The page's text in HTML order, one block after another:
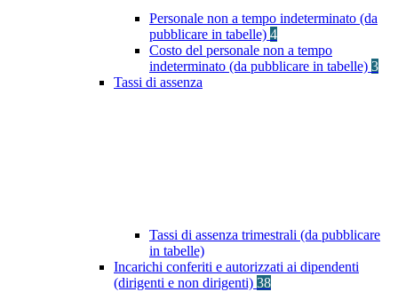
Personale non a tempo indeterminato (da
pubblicare in tabelle) 4
Costo del personale non a tempo
indeterminato (da pubblicare in tabelle) 3
Tassi di assenza
Tassi di assenza trimestrali (da pubblicare
in tabelle)
Incarichi conferiti e autorizzati ai dipendenti
(dirigenti e non dirigenti) 38